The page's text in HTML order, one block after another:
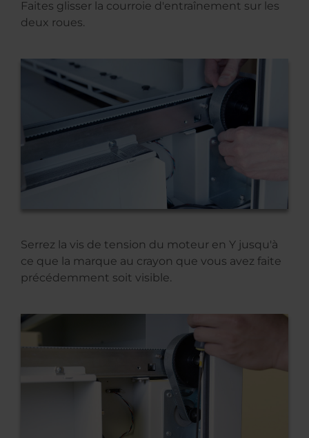
Faites glisser la courroie d'entraînement sur les
deux roues.
Serrez la vis de tension du moteur en Y jusqu'à
ce que la marque au crayon que vous avez faite
précédemment soit visible.